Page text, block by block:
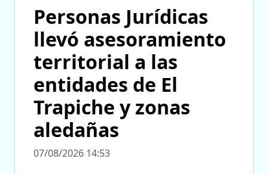
Personas Jurídicas
llevó asesoramiento
territorial a las
entidades de El
Trapiche y zonas
aledañas
07/08/2026 14:53